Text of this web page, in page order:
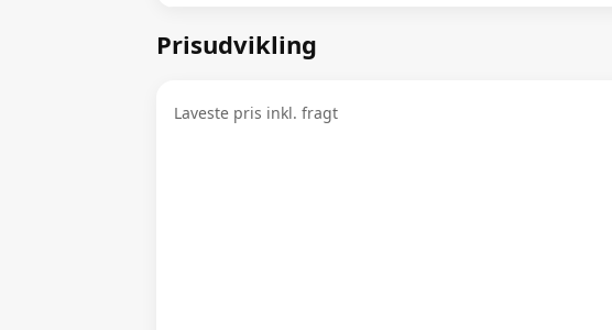
Prisudvikling
Laveste pris inkl. fragt